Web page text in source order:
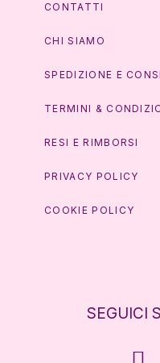
CONTATTI
CHI SIAMO
SPEDIZIONE E
TERMINI &
RESI E RIMBORSI
PRIVACY POLICY
COOKIE POLICY
SEGUICI